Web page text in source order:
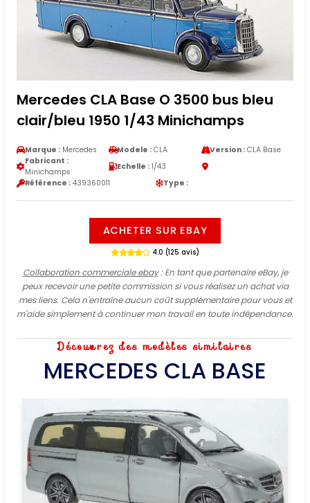
Mercedes CLA Base O 3500 bus bleu
clair/bleu 1950 1/43 Minichamps
Marque : Mercedes Modele : CLA Version :CLA Base
Fabricant :
Minichamps
Echelle : 1/43
Référence : 439360011 Type :
ACHETER SUR EBAY
4.0 (125 avis)
Collaboration commerciale ebay: En tant que partenaire eBay, je
peux recevoir une petite commission si vous réalisez un achat via
mes liens. Cela n'entraîne aucun coût supplémentaire pour vous et
m'aide simplement à continuer mon travail en toute indépendance.
Découvrez des modèles similaires
MERCEDES CLA BASE